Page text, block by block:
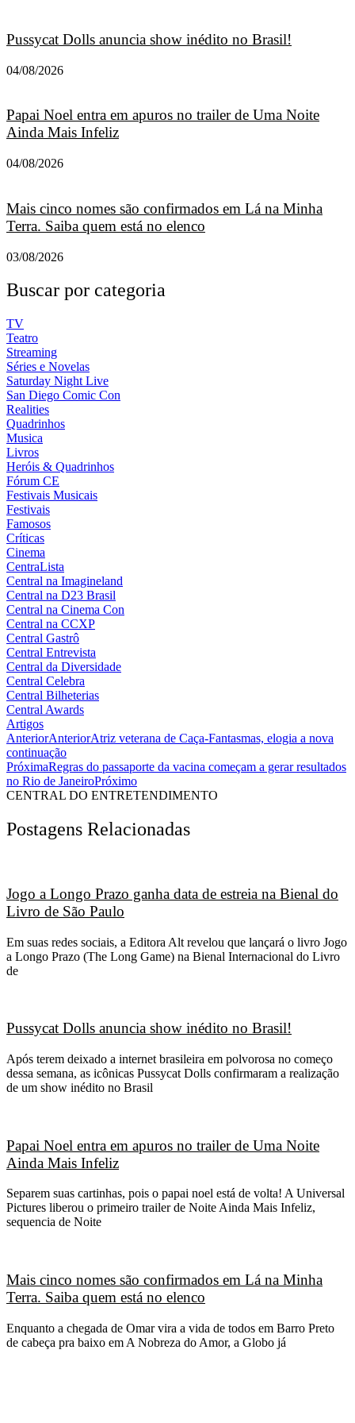
Pussycat Dolls anuncia show inédito no Brasil!
04/08/2026
Papai Noel entra em apuros no trailer de Uma Noite
Ainda Mais Infeliz
04/08/2026
Mais cinco nomes são confirmados em Lá na Minha
Terra. Saiba quem está no elenco
03/08/2026
Buscar por categoria
TV
Teatro
Streaming
Séries e Novelas
Saturday Night Live
San Diego Comic Con
Realities
Quadrinhos
Musica
Livros
Heróis & Quadrinhos
Fórum CE
Festivais Musicais
Festivais
Famosos
Críticas
Cinema
CentraLista
Central na Imagineland
Central na D23 Brasil
Central na Cinema Con
Central na CCXP
Central Gastrô
Central Entrevista
Central da Diversidade
Central Celebra
Central Bilheterias
Central Awards
Artigos
AnteriorAnteriorAtriz veterana de Caça-Fantasmas, elogia a nova
continuação
PróximaRegras do passaporte da vacina começam a gerar resultados
no Rio de JaneiroPróximo
CENTRAL DO ENTRETENDIMENTO
Postagens Relacionadas
Jogo a Longo Prazo ganha data de estreia na Bienal do
Livro de São Paulo
Em suas redes sociais, a Editora Alt revelou que lançará o livro Jogo
a Longo Prazo (The Long Game) na Bienal Internacional do Livro
de
Pussycat Dolls anuncia show inédito no Brasil!
Após terem deixado a internet brasileira em polvorosa no começo
dessa semana, as icônicas Pussycat Dolls confirmaram a realização
de um show inédito no Brasil
Papai Noel entra em apuros no trailer de Uma Noite
Ainda Mais Infeliz
Separem suas cartinhas, pois o papai noel está de volta! A Universal
Pictures liberou o primeiro trailer de Noite Ainda Mais Infeliz,
sequencia de Noite
Mais cinco nomes são confirmados em Lá na Minha
Terra. Saiba quem está no elenco
Enquanto a chegada de Omar vira a vida de todos em Barro Preto
de cabeça pra baixo em A Nobreza do Amor, a Globo já